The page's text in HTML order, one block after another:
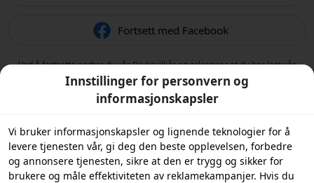
Fortsett med Facebook
Ved å fortsette godtar du vårBruksvilkårog erkjenner at du har lest vår
Retningslinjer for personvern.
Innstillinger for personvern og
informasjonskapsler
Vi bruker informasjonskapsler og lignende teknologier for å
levere tjenesten vår, gi deg den beste opplevelsen, forbedre
og annonsere tjenesten, sikre at den er trygg og sikker for
brukere og måle effektiviteten av reklamekampanjer. Hvis du